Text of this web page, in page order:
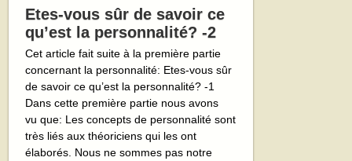
Etes-vous sûr de savoir ce
qu’est la personnalité? -2
Cet article fait suite à la première partie
concernant la personnalité: Etes-vous sûr
de savoir ce qu’est la personnalité? -1
Dans cette première partie nous avons
vu que: Les concepts de personnalité sont
très liés aux théoriciens qui les ont
élaborés. Nous ne sommes pas notre